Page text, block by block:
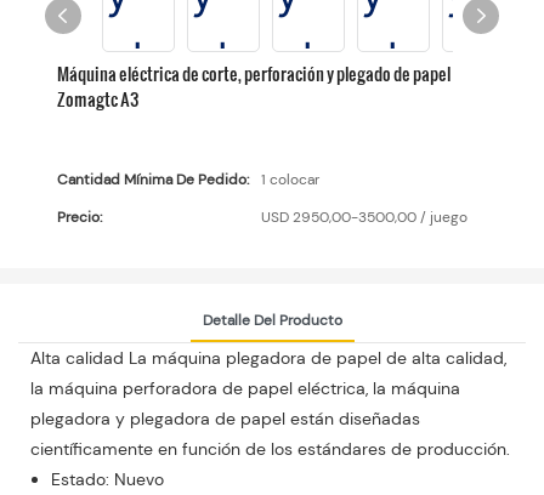
Máquina eléctrica de corte, perforación y plegado de papel
Zomagtc A3
Cantidad Mínima De Pedido:
1 colocar
Precio:
USD 2950,00-3500,00 / juego
Detalle Del Producto
Alta calidad La máquina plegadora de papel de alta calidad,
la máquina perforadora de papel eléctrica, la máquina
plegadora y plegadora de papel están diseñadas
científicamente en función de los estándares de producción.
Estado: Nuevo